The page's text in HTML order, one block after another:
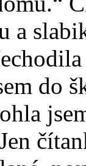
a
do